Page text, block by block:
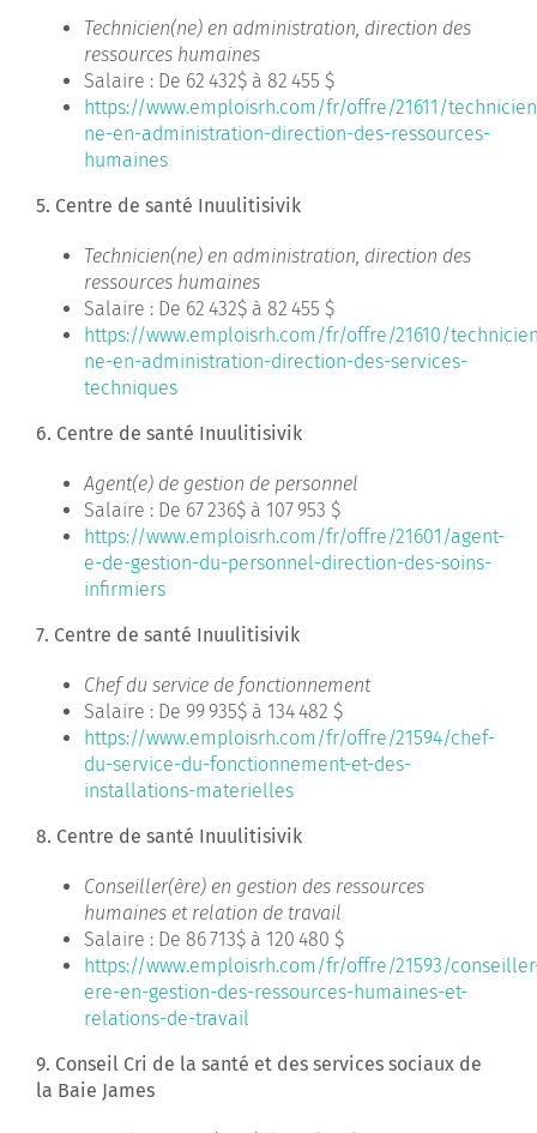
Technicien(ne) en administration, direction des
ressources humaines
Salaire : De 62 432$ à 82 455 $
https://www.emploisrh.com/fr/offre/21611/
ne-en-administration-direction-des-ressources-
humaines
5. Centre de santé Inuulitisivik
Technicien(ne) en administration, direction des
ressources humaines
Salaire : De 62 432$ à 82 455 $
https://www.emploisrh.com/fr/offre/21610/
ne-en-administration-direction-des-services-
techniques
6. Centre de santé Inuulitisivik
Agent(e) de gestion de personnel
Salaire : De 67 236$ à 107 953 $
https://www.emploisrh.com/fr/offre/21601/agent-
e-de-gestion-du-personnel-direction-des-soins-
infirmiers
7. Centre de santé Inuulitisivik
Chef du service de fonctionnement
Salaire : De 99 935$ à 134 482 $
https://www.emploisrh.com/fr/offre/21594/chef-
du-service-du-fonctionnement-et-des-
installations-materielles
8. Centre de santé Inuulitisivik
Conseiller(ère) en gestion des ressources
humaines et relation de travail
Salaire : De 86 713$ à 120 480 $
https://www.emploisrh.com/fr/offre/21593/
ere-en-gestion-des-ressources-humaines-et-
relations-de-travail
9. Conseil Cri de la santé et des services sociaux de
la Baie James